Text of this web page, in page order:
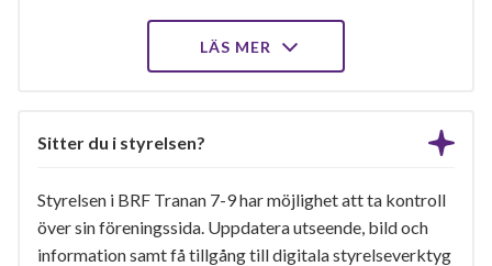
LÄS MER
Sitter du i styrelsen?
Styrelsen i BRF Tranan 7-9 har möjlighet att ta kontroll
över sin föreningssida. Uppdatera utseende, bild och
information samt få tillgång till digitala styrelseverktyg